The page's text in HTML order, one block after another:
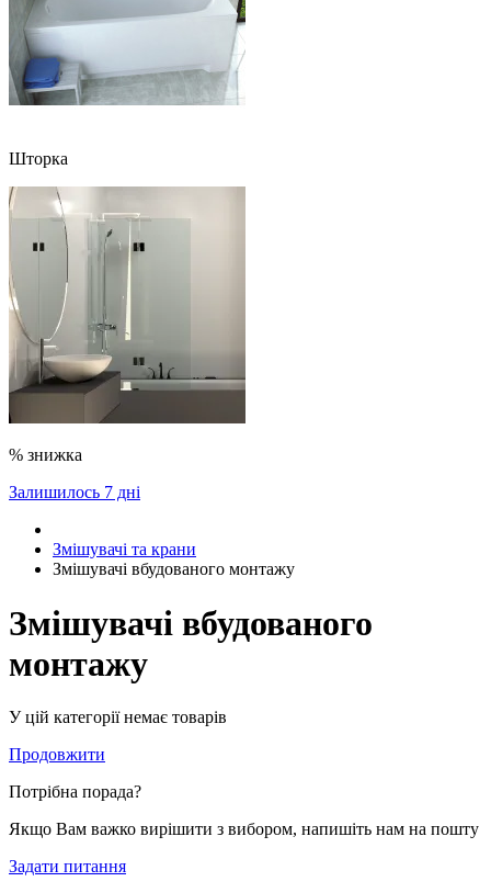
Шторка
% знижка
Залишилось 7 дні
Змішувачі та крани
Змішувачі вбудованого монтажу
Змішувачі вбудованого
монтажу
У цій категорії немає товарів
Продовжити
Потрібна порада?
Якщо Вам важко вирішити з вибором, напишіть нам на пошту
Задати питання